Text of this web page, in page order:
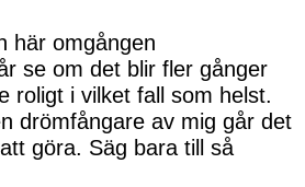
här omgången
se om det blir fler gånger
roligt i vilket fall som helst.
drömfångare av mig går det
göra. Säg bara till så